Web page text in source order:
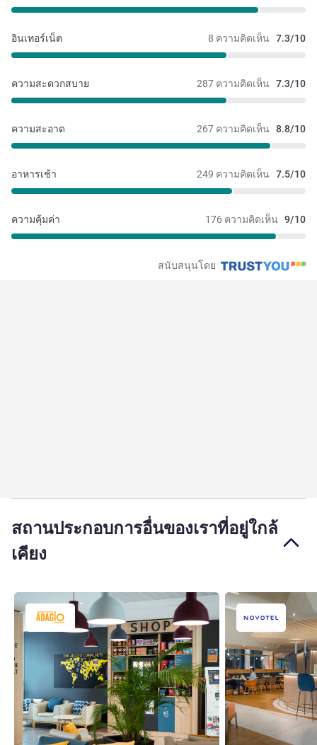
8 ความคิดเห็น 7.3/10
อินเทอร์เน็ต
287 ความคิดเห็น 7.3/10
ความสะดวกสบาย
267 ความคิดเห็น 8.8/10
ความสะอาด
249 ความคิดเห็น 7.5/10
อาหารเช้า
176 ความคิดเห็น 9/10
ความคุ้มค่า
สนับสนุนโดย
สถานประกอบการอื่นของเราที่อยู่ใกล้
เคียง